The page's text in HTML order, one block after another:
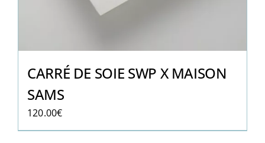
CARRÉ DE SOIE SWP X MAISON
SAMS
120.00€